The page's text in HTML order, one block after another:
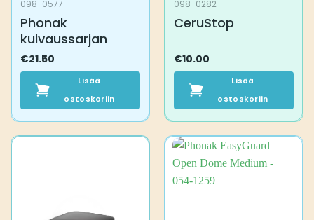
098-0577
Phonak
kuivaussarjan
€21.50
Lisää
ostoskoriin
098-0282
CeruStop
€10.00
Lisää
ostoskoriin